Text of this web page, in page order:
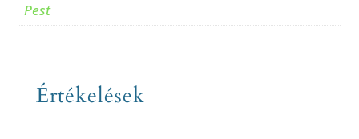
Pest
Értékelések